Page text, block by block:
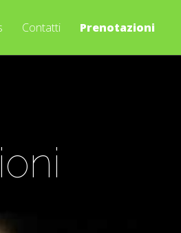
Contatti Prenotazioni